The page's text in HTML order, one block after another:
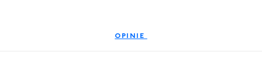
OPINIE